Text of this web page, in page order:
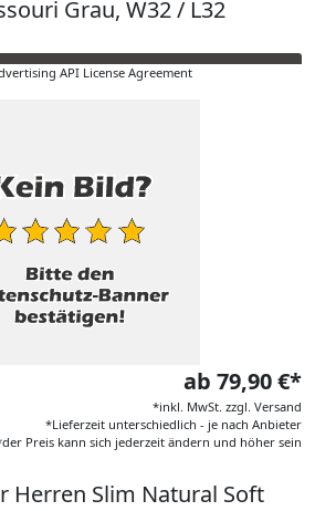
Grau, W32 / L32
API License Agreement
ab 79,90 €*
*inkl. MwSt. zzgl. Versand
*Lieferzeit unterschiedlich - je nach Anbieter
Preis kann sich jederzeit ändern und höher sein
Herren Slim Natural Soft